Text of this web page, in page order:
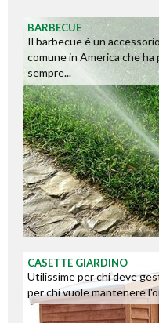
BARBECUE
Il barbecue è un
comune in America che ha
sempre...
CASETTE GIARDINO
Utilissime per chi deve
per chi vuole mantenere